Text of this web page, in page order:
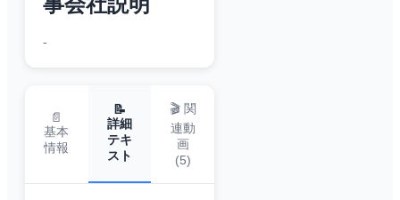
事会社説明
-
📄
基本
情報
📝
詳細
テキ
スト
🎬 関
連動
画
(5)